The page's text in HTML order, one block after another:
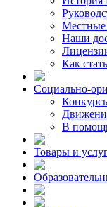
Местные
Наши
Как
Социально-
В
Товары и